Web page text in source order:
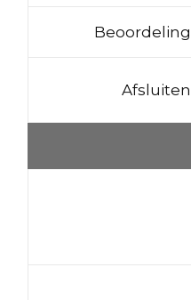
Beoordeling
Afsluiten